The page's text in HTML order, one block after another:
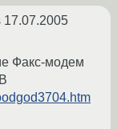
17.07.2005
Факс-модем